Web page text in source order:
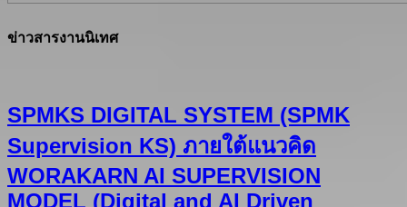
ข่าวสารงานนิเทศ
SPMKS DIGITAL SYSTEM (SPMK
Supervision KS) ภายใต้แนวคิด
WORAKARN AI SUPERVISION
MODEL (Digital and AI Driven